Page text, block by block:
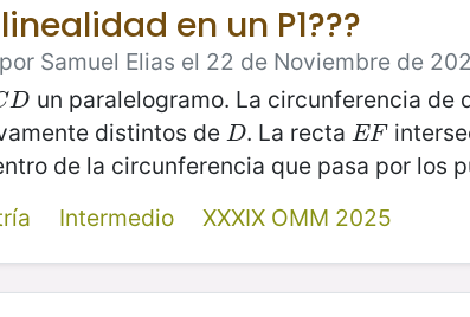
en un P1???
Samuel Elias el 22 de Noviembre de
D
D un paralelogramo. La circunferencia de
distintos de D
D. La recta EF
EF
de la circunferencia que pasa por los
Intermedio XXXIX OMM 2025